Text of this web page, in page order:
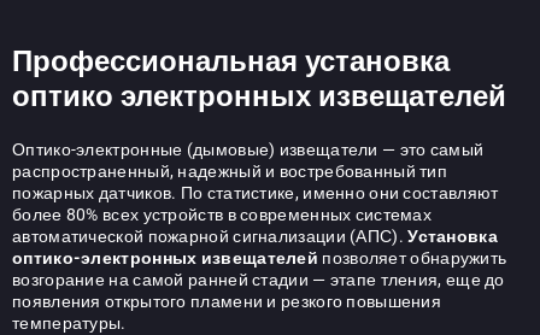
Профессиональная установка
оптико электронных извещателей
Оптико-электронные (дымовые) извещатели — это самый
распространенный, надежный и востребованный тип
пожарных датчиков. По статистике, именно они составляют
более 80% всех устройств в современных системах
автоматической пожарной сигнализации (АПС).Установка
оптико-электронных извещателей позволяет обнаружить
возгорание на самой ранней стадии — этапе тления, еще до
появления открытого пламени и резкого повышения
температуры.